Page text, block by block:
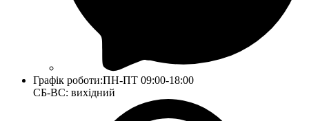
Графік роботи:ПН-ПТ 09:00-18:00
СБ-ВС: вихідний